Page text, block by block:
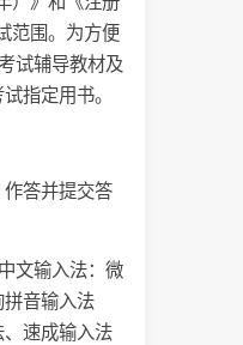
范围。为方便
试辅导教材及
指定用书。
答并提交答
文输入法：微
音输入法
、速成输入法